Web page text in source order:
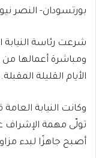
بورتسودان- النصر
شرعت رئاسة النيابة
ومباشرة أعمالها من
الأيام القليلة المقبلة.
وكانت النيابة
تولّى مهمة الإشراف
أصبح جاهزًا لبدء